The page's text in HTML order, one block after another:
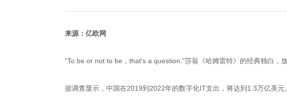
来源：亿欧网
“To be or not to be，that's a question.”莎翁《哈姆雷特》的经典独白，
据调查显示，中国在2019到2022年的数字化IT支出，将达到1.3万亿美